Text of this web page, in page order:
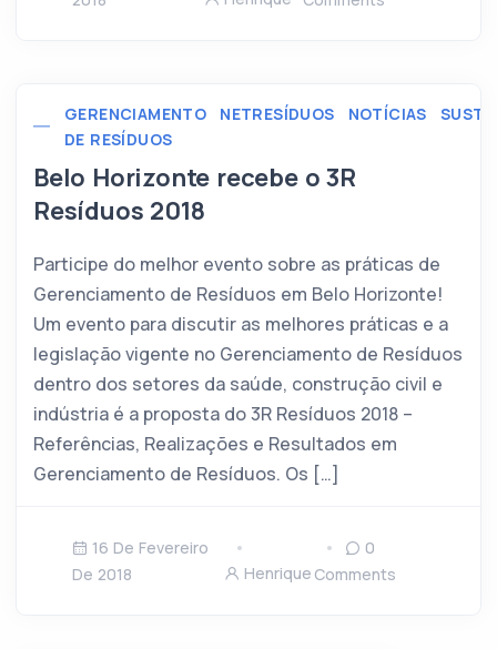
GERENCIAMENTO
DE RESÍDUOS
NETRESÍDUOS NOTÍCIAS
Belo Horizonte recebe o 3R
Resíduos 2018
Participe do melhor evento sobre as práticas de
Gerenciamento de Resíduos em Belo Horizonte!
Um evento para discutir as melhores práticas e a
legislação vigente no Gerenciamento de Resíduos
dentro dos setores da saúde, construção civil e
indústria é a proposta do 3R Resíduos 2018 –
Referências, Realizações e Resultados em
Gerenciamento de Resíduos. Os […]
16 De Fevereiro
De 2018
Henrique
0
Comments